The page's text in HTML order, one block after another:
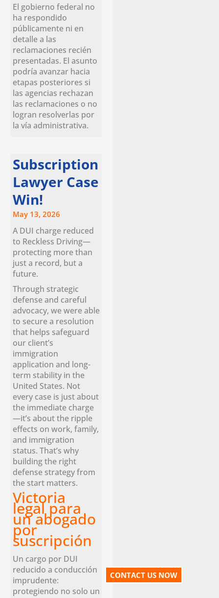
El gobierno federal no
ha respondido
públicamente ni en
detalle a las
reclamaciones recién
presentadas. El asunto
podría avanzar hacia
etapas posteriores si
las agencias rechazan
las reclamaciones o no
logran resolverlas por
la vía administrativa.
Subscription
Lawyer Case
Win!
May 13, 2026
A DUI charge reduced
to Reckless Driving—
protecting more than
just a record, but a
future.
Through strategic
defense and careful
advocacy, we were able
to secure a resolution
that helps safeguard
our client’s
immigration
application and long-
term stability in the
United States. Not
every case is just about
the immediate charge
—it’s about the ripple
effects on work, family,
and immigration
status. That’s why
building the right
defense strategy from
the start matters.
Victoria
legal para
un abogado
por
suscripción
Un cargo por DUI
reducido a conducción
imprudente:
protegiendo no solo un
CONTACT US NOW